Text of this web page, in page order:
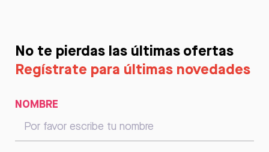
No te pierdas las últimas ofertas
Regístrate para últimas novedades
NOMBRE